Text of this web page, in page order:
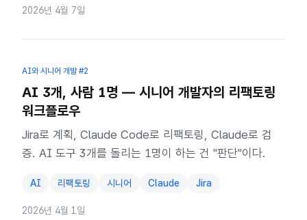
2026년 4월 7일
AI와 시니어 개발#2
AI 3개, 사람 1명 — 시니어 개발자의 리팩토링
워크플로우
Jira로 계획, Claude Code로 리팩토링, Claude로 검
증. AI 도구 3개를 돌리는 1명이 하는 건 "판단"이다.
AI 리팩토링 시니어 Claude Jira
2026년 4월 1일